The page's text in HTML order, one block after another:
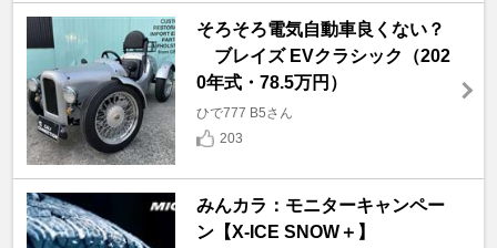
そろそろ電気自動車良くない？
ブレイズ EVクラシック（202
0年式・78.5万円）
ひで777 B5さん
203
みんカラ：モニターキャンペー
ン【X-ICE SNOW＋】